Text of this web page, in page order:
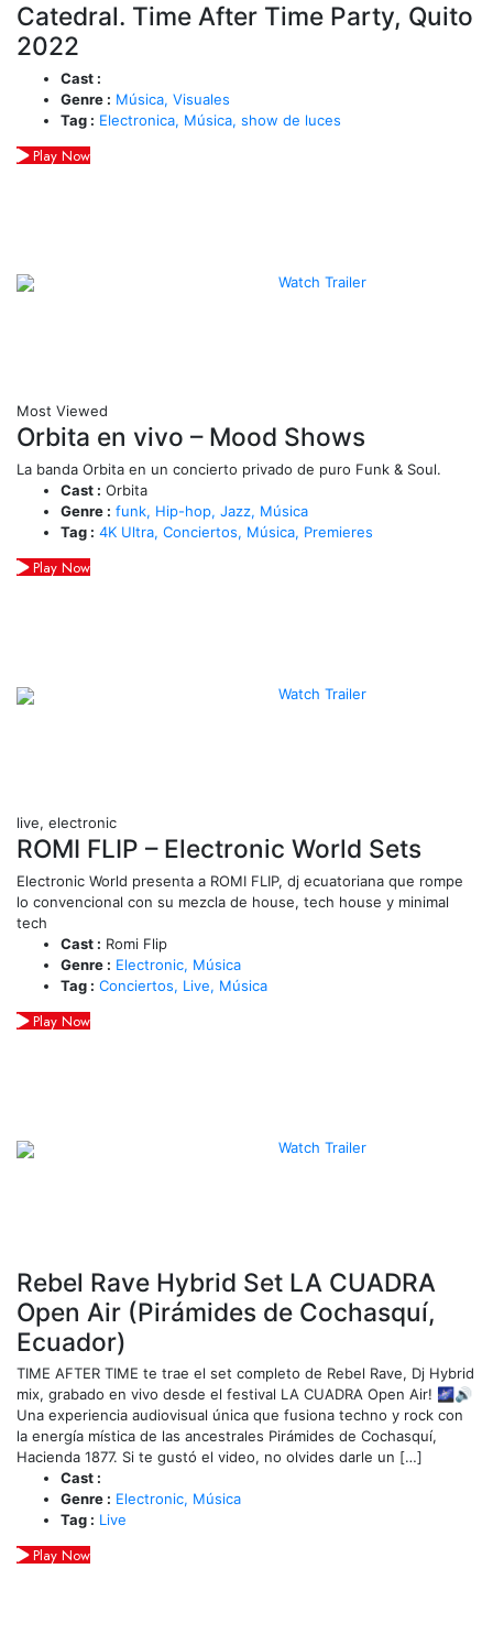
Catedral. Time After Time Party, Quito
2022
Cast :
Genre : Música, Visuales
Tag : Electronica, Música, show de luces
Play Now
Watch Trailer
Most Viewed
Orbita en vivo – Mood Shows
La banda Orbita en un concierto privado de puro Funk & Soul.
Cast : Orbita
Genre : funk, Hip-hop, Jazz, Música
Tag : 4K Ultra, Conciertos, Música, Premieres
Play Now
Watch Trailer
live, electronic
ROMI FLIP – Electronic World Sets
Electronic World presenta a ROMI FLIP, dj ecuatoriana que rompe
lo convencional con su mezcla de house, tech house y minimal
tech
Cast : Romi Flip
Genre : Electronic, Música
Tag : Conciertos, Live, Música
Play Now
Watch Trailer
Rebel Rave Hybrid Set LA CUADRA
Open Air (Pirámides de Cochasquí,
Ecuador)
TIME AFTER TIME te trae el set completo de Rebel Rave, Dj Hybrid
mix, grabado en vivo desde el festival LA CUADRA Open Air! 🌌🔊
Una experiencia audiovisual única que fusiona techno y rock con
la energía mística de las ancestrales Pirámides de Cochasquí,
Hacienda 1877. Si te gustó el video, no olvides darle un […]
Cast :
Genre : Electronic, Música
Tag : Live
Play Now